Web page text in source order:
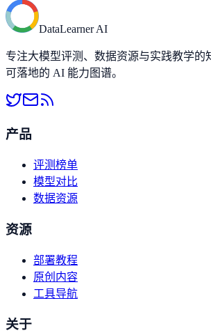
DataLearner AI
专注大模型评测、数据资源与实践教学的
可落地的 AI 能力图谱。
产品
评测榜单
模型对比
数据资源
资源
部署教程
原创内容
工具导航
关于